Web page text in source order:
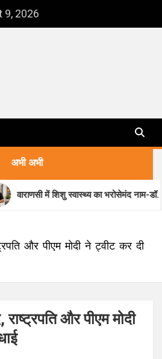
9, 2026
अभी अभी
शिशु स्वास्थ्य का भरोसेमंद नाम-डॉ. मधुकर पांडेय
और पीएम मोदी ने ट्वीट कर दी
और पीएम मोदी